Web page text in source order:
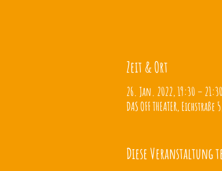
Zeit & Ort
26. Jan. 2022, 19:30 –
DAS OFF THEATER,
Diese Veranstaltung